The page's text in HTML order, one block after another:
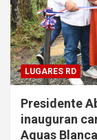
LUGARES RD
Presidente
inauguran
Aguas